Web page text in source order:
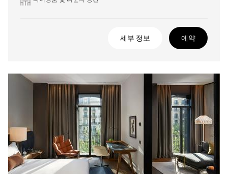
세부 정보 예약